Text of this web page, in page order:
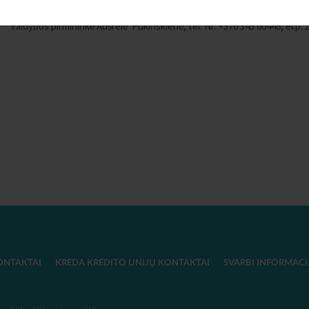
Valdybos pirmininkė Aušrelė Pukinskienė, tel. Nr. +370 345 60448, el.p.
KREDA KREDITO UNIJŲ KONTAKTAI SVARBI